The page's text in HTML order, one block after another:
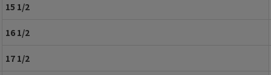
15 1/2
16 1/2
17 1/2